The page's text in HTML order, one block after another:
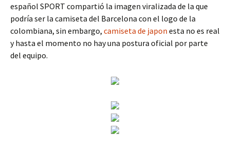
español SPORT compartió la imagen viralizada de la que
podría ser la camiseta del Barcelona con el logo de la
colombiana, sin embargo, camiseta de japon esta no es real
y hasta el momento no hay una postura oficial por parte
del equipo.